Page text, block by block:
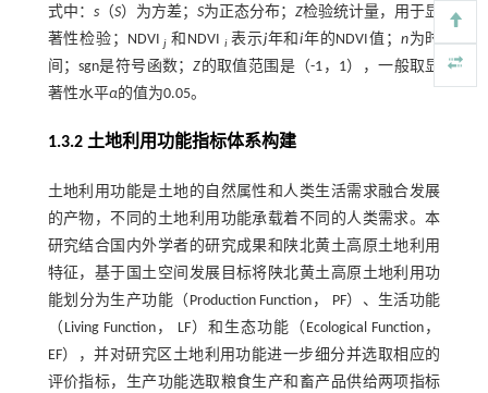
式中： s（S）为方差； S为正态分布；Z检验统计量，用于显
著性检验；NDVIj 和NDVI i表示j年和i年的NDVI值； n为时
间；sgn是符号函数；Z 的取值范围是（-1，1），一般取显
著性水平α的值为0.05。
1.3.2 土地利用功能指标体系构建
土地利用功能是土地的自然属性和人类生活需求融合发展
的产物，不同的土地利用功能承载着不同的人类需求。本
研究结合国内外学者的研究成果和陕北黄土高原土地利用
特征，基于国土空间发展目标将陕北黄土高原土地利用功
能划分为生产功能（Production Function， PF）、生活功能
（Living Function， LF）和生态功能（Ecological Function，
EF），并对研究区土地利用功能进一步细分并选取相应的
评价指标，生产功能选取粮食生产和畜产品供给两项指标